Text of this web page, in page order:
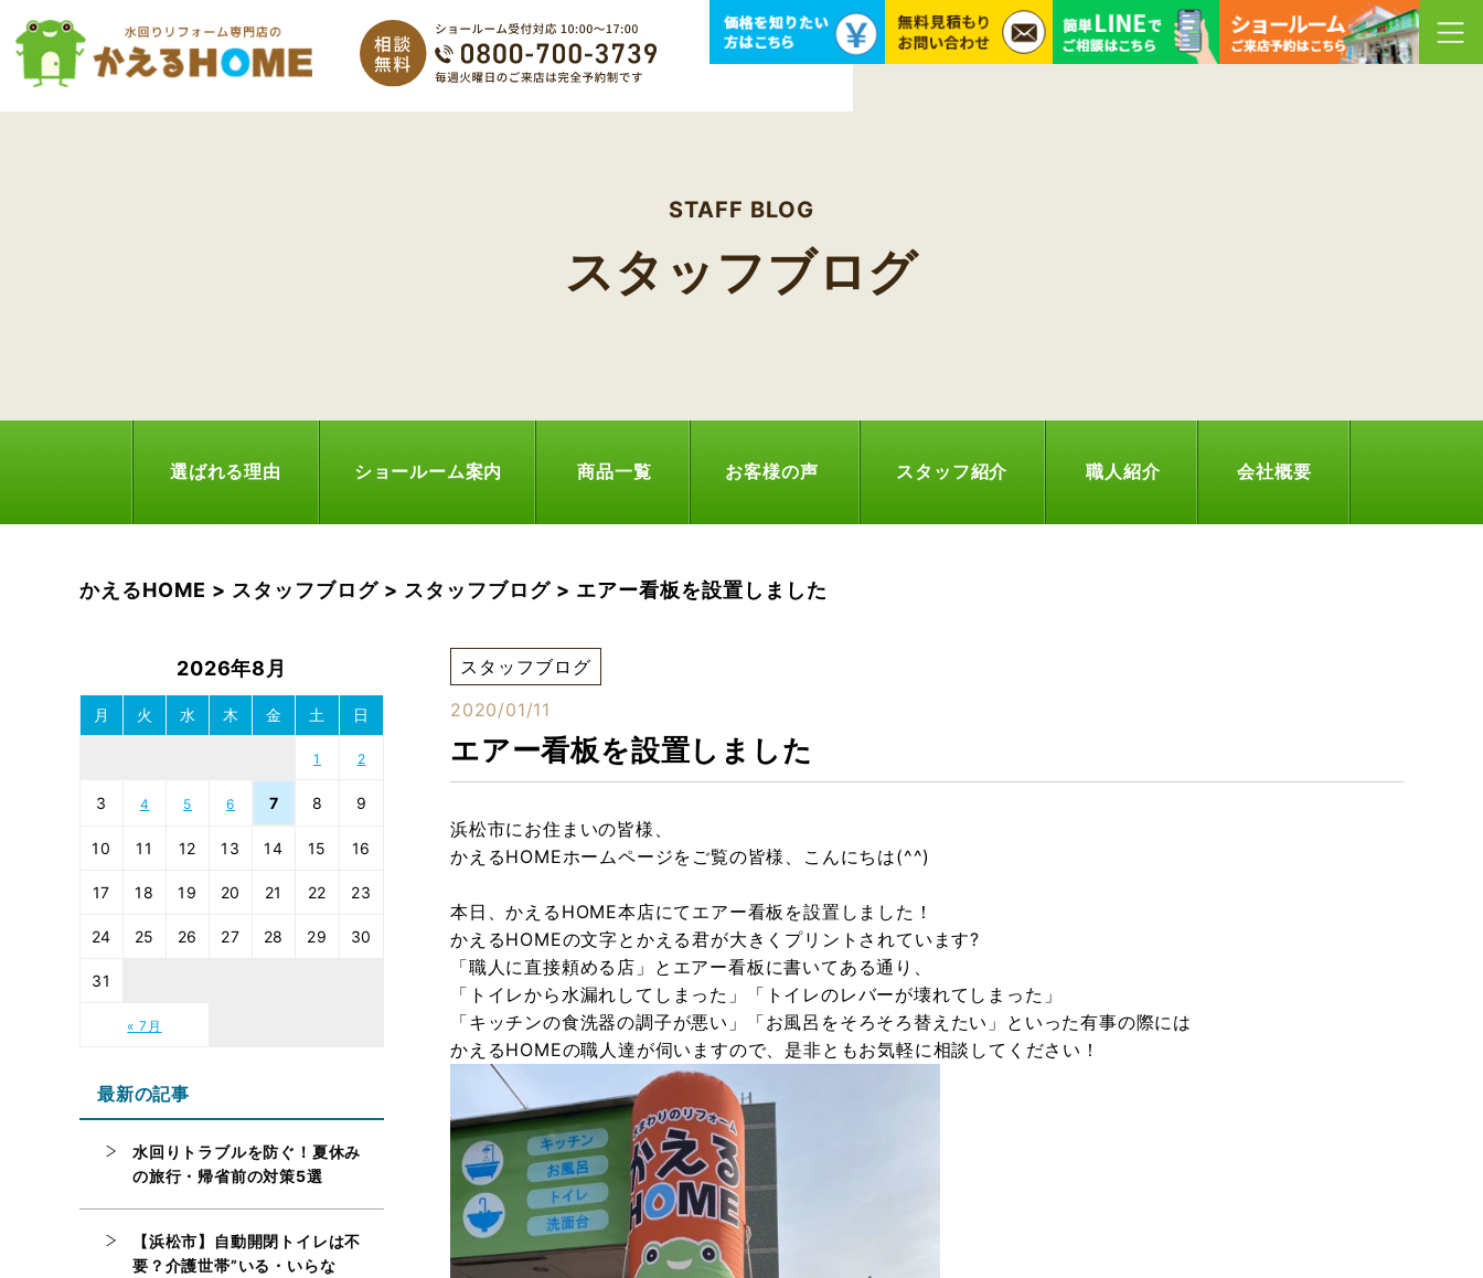
STAFF BLOG
スタッフブログ
選ばれる理由 ショールーム案内 商品一覧 お客様の声 スタッフ紹介 職人紹介 会社概要
かえるHOME > スタッフブログ > スタッフブログ > エアー看板を設置しました
スタッフブログ
2020/01/11
エアー看板を設置しました
浜松市にお住まいの皆様、
かえるHOMEホームページをご覧の皆様、こんにちは(^^)
本日、かえるHOME本店にてエアー看板を設置しました！
かえるHOMEの文字とかえる君が大きくプリントされています?
「職人に直接頼める店」とエアー看板に書いてある通り、
「トイレから水漏れしてしまった」「トイレのレバーが壊れてしまった」
「キッチンの食洗器の調子が悪い」「お風呂をそろそろ替えたい」といった有事の際には
かえるHOMEの職人達が伺いますので、是非ともお気軽に相談してください！
2026年8月
月 火 水 木 金 土 日
« 7月
1 2
3 4 5 6 7 8 9
10 11 12 13 14 15 16
17 18 19 20 21 22 23
24 25 26 27 28 29 30
31
最新の記事
水回りトラブルを防ぐ！夏休み
の旅行・帰省前の対策5選
【浜松市】自動開閉トイレは不
要？介護世帯”いる・いらな